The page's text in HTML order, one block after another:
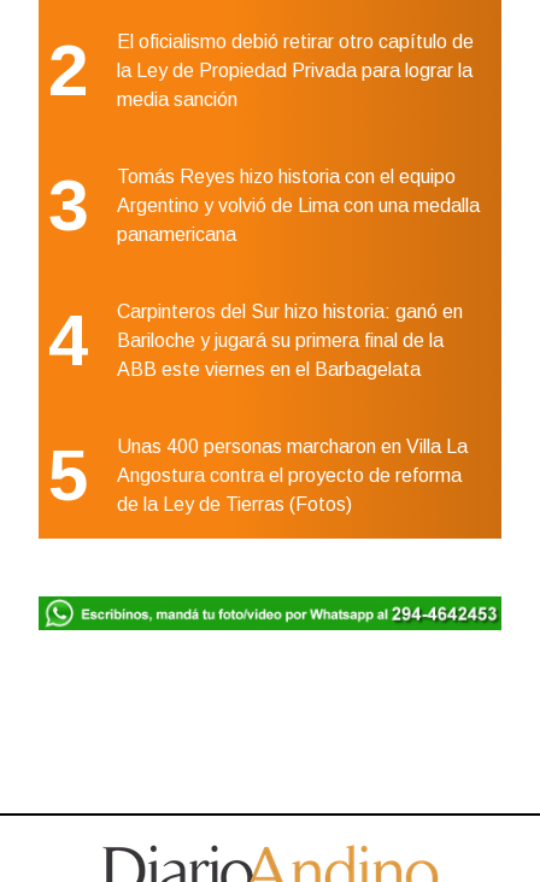
2
El oficialismo debió retirar otro capítulo de
la Ley de Propiedad Privada para lograr la
media sanción
3
Tomás Reyes hizo historia con el equipo
Argentino y volvió de Lima con una medalla
panamericana
4
Carpinteros del Sur hizo historia: ganó en
Bariloche y jugará su primera final de la
ABB este viernes en el Barbagelata
5
Unas 400 personas marcharon en Villa La
Angostura contra el proyecto de reforma
de la Ley de Tierras (Fotos)